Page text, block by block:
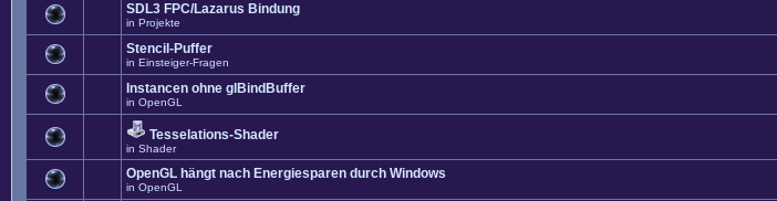
SDL3 FPC/Lazarus Bindung
in Projekte
Stencil-Puffer
in Einsteiger-Fragen
Instancen ohne glBindBuffer
in OpenGL
Tesselations-Shader
in Shader
OpenGL hängt nach Energiesparen durch Windows
in OpenGL